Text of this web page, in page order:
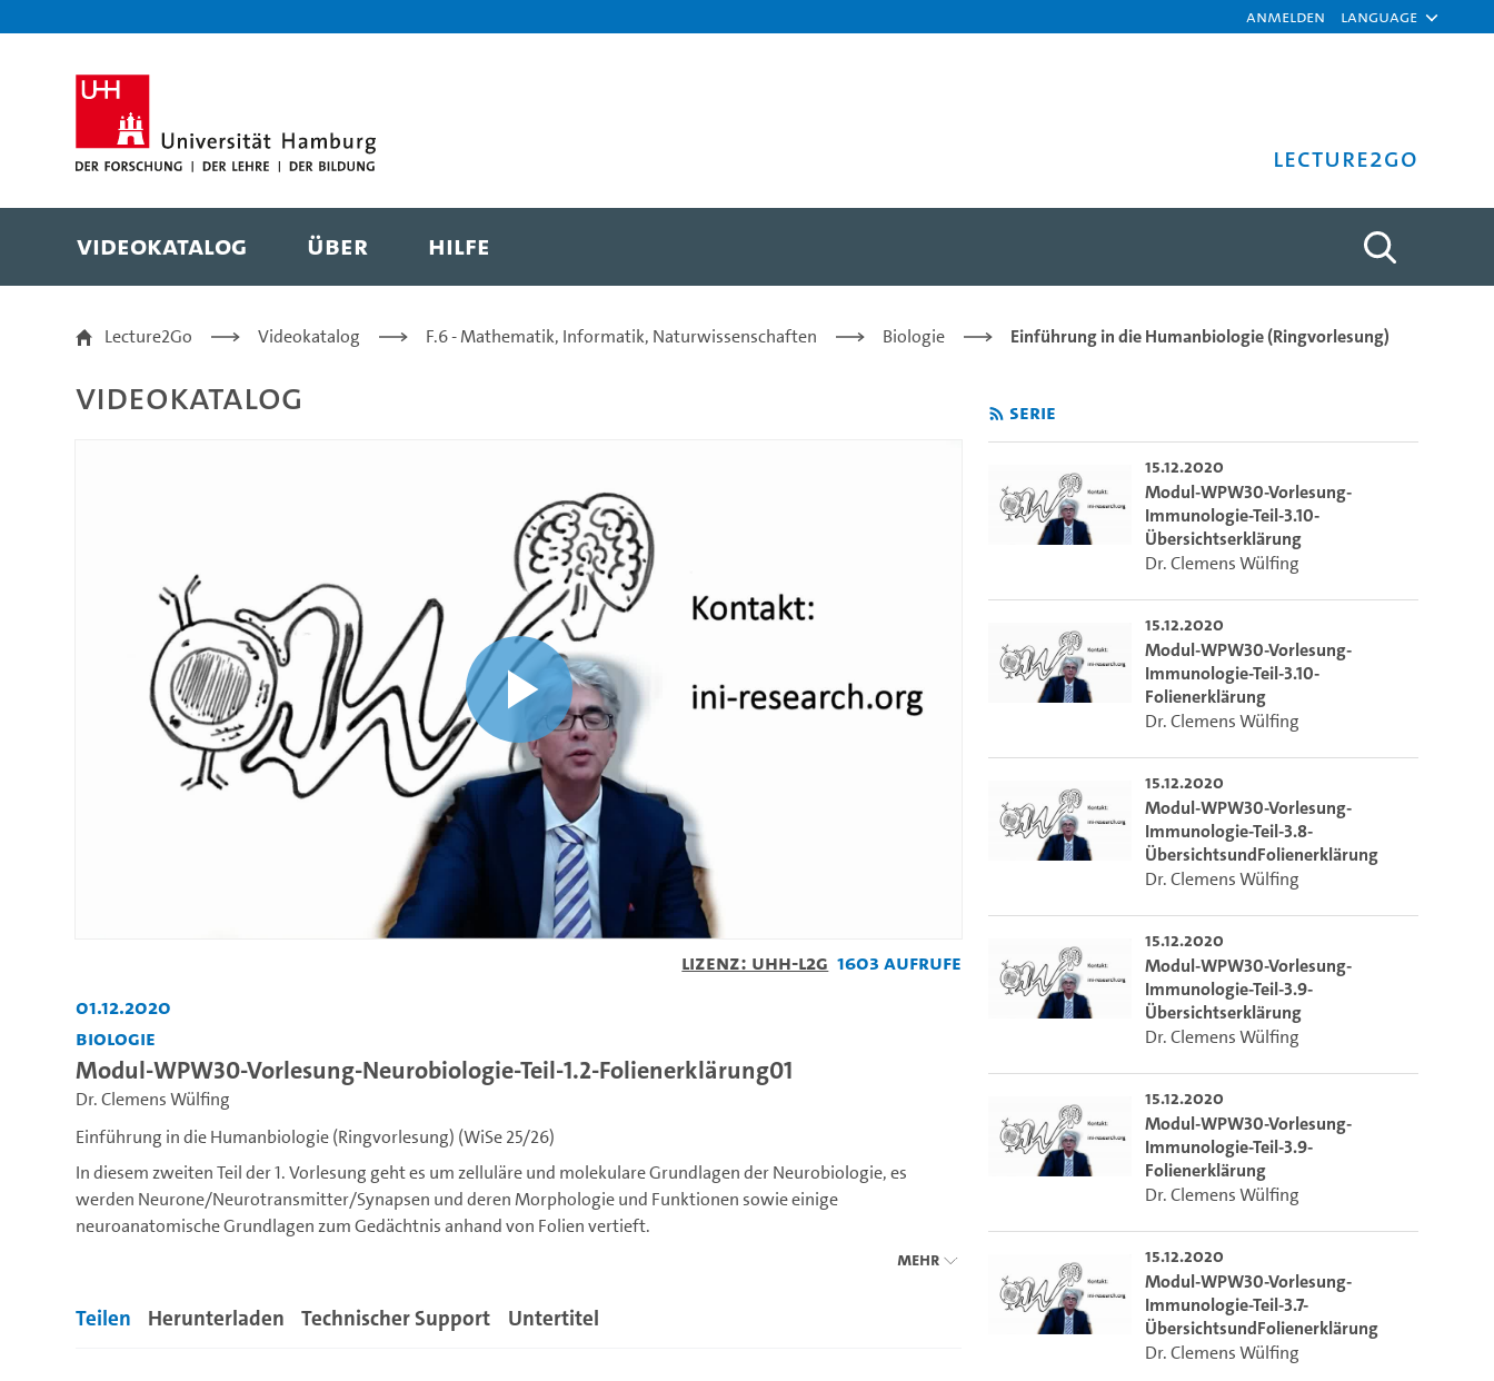
Anmelden Language
Lecture2Go
Videokatalog Über Hilfe
Modul-WPW30-Vorlesung-Neurobiologie-Teil-1.2-Folienerklärung01 - Dr.
Lecture2Go Videokatalog F.6 - Mathematik, Informatik, Naturwissenschaften Biologie Einführung in die Humanbiologie (Ringvorlesung)
Videokatalog
Video
abspielen
Lizenz: UHH-L2G 1603 Aufrufe
01.12.2020
Biologie
Modul-WPW30-Vorlesung-Neurobiologie-Teil-1.2-Folienerklärung01
Dr. Clemens Wülfing
Einführung in die Humanbiologie (Ringvorlesung) (WiSe 25/26)
In diesem zweiten Teil der 1. Vorlesung geht es um zelluläre und molekulare Grundlagen der Neurobiologie, es
werden Neurone/Neurotransmitter/Synapsen und deren Morphologie und Funktionen sowie einige
neuroanatomische Grundlagen zum Gedächtnis anhand von Folien vertieft.
Liebe Studierende, unter dieser Serie finden Sie nach und nach alle Vorlesungsteile, die zum Vorlesungsteil des
Mehr
Teilen Herunterladen Technischer Support Untertitel
Serie
15.12.2020
Modul-WPW30-Vorlesung-
Immunologie-Teil-3.10-
Übersichtserklärung
Dr. Clemens Wülfing
15.12.2020
Modul-WPW30-Vorlesung-
Immunologie-Teil-3.10-
Folienerklärung
Dr. Clemens Wülfing
15.12.2020
Modul-WPW30-Vorlesung-
Immunologie-Teil-3.8-
ÜbersichtsundFolienerklärung
Dr. Clemens Wülfing
15.12.2020
Modul-WPW30-Vorlesung-
Immunologie-Teil-3.9-
Übersichtserklärung
Dr. Clemens Wülfing
15.12.2020
Modul-WPW30-Vorlesung-
Immunologie-Teil-3.9-
Folienerklärung
Dr. Clemens Wülfing
15.12.2020
Modul-WPW30-Vorlesung-
Immunologie-Teil-3.7-
ÜbersichtsundFolienerklärung
Dr. Clemens Wülfing